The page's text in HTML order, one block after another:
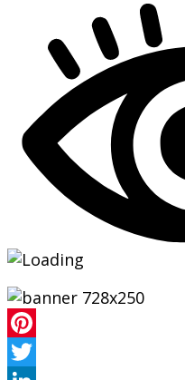
Pinterest